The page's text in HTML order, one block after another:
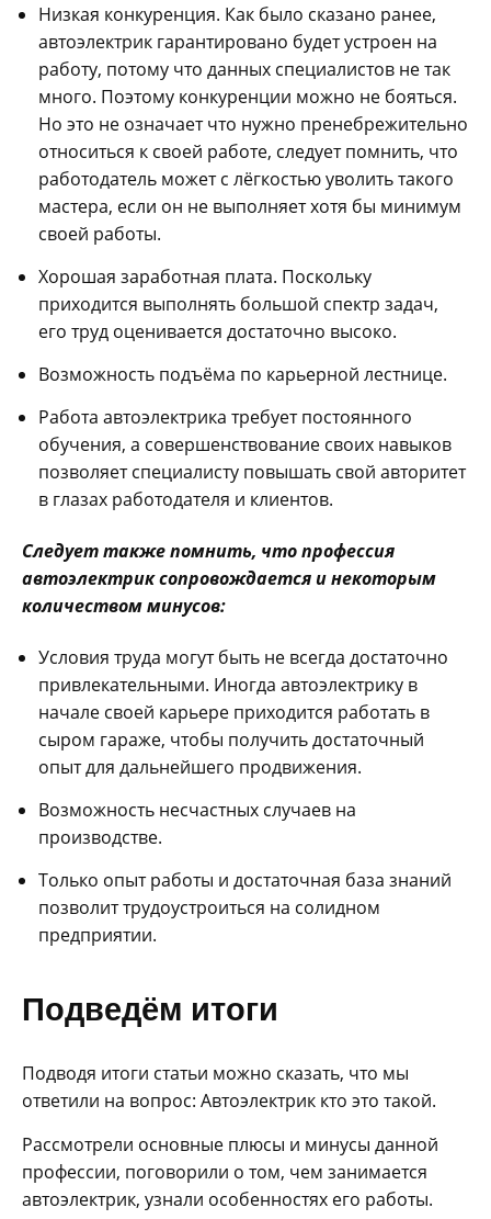
Низкая конкуренция. Как было сказано ранее,
автоэлектрик гарантировано будет устроен на
работу, потому что данных специалистов не так
много. Поэтому конкуренции можно не бояться.
Но это не означает что нужно пренебрежительно
относиться к своей работе, следует помнить, что
работодатель может с лёгкостью уволить такого
мастера, если он не выполняет хотя бы минимум
своей работы.
Хорошая заработная плата. Поскольку
приходится выполнять большой спектр задач,
его труд оценивается достаточно высоко.
Возможность подъёма по карьерной лестнице.
Работа автоэлектрика требует постоянного
обучения, а совершенствование своих навыков
позволяет специалисту повышать свой авторитет
в глазах работодателя и клиентов.
Следует также помнить, что профессия
автоэлектрик сопровождается и некоторым
количеством минусов:
Условия труда могут быть не всегда достаточно
привлекательными. Иногда автоэлектрику в
начале своей карьере приходится работать в
сыром гараже, чтобы получить достаточный
опыт для дальнейшего продвижения.
Возможность несчастных случаев на
производстве.
Только опыт работы и достаточная база знаний
позволит трудоустроиться на солидном
предприятии.
Подведём итоги
Подводя итоги статьи можно сказать, что мы
ответили на вопрос: Автоэлектрик кто это такой.
Рассмотрели основные плюсы и минусы данной
профессии, поговорили о том, чем занимается
автоэлектрик, узнали особенностях его работы.